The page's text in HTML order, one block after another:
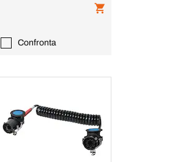
Confronta